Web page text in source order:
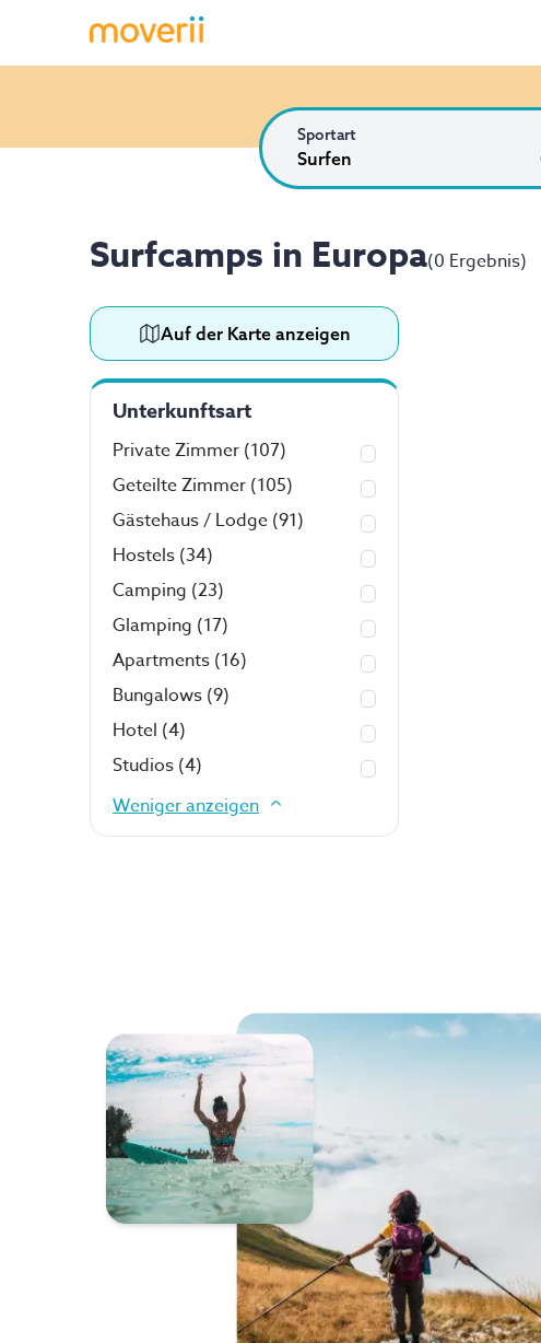
Sportart
Surfen
Surfcamps in Europa(0 Ergebnis)
Auf der Karte anzeigen
Unterkunftsart
Private Zimmer (107)
Geteilte Zimmer (105)
Gästehaus / Lodge (91)
Hostels (34)
Camping (23)
Glamping (17)
Apartments (16)
Bungalows (9)
Hotel (4)
Studios (4)
Weniger anzeigen